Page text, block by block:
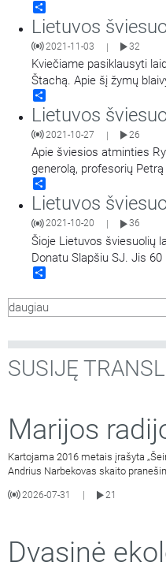
Elytė. Apie šį Dievui,
pasakoja Varėnos
informacijos ir kraštotyros
Cibulskienė, Nedzingės
Mockevičienė. Taip pat
Lietuvos
2021-11-03 | 32
Kviečiame pasiklausyti
Štachą. Apie šį žymų
uolų žemaitijos kleboną,
pasakoja Šiaulių
teisės licenciatas kunigas
vyskupystės muziejaus
Lietuvos
2021-10-27 | 26
Apie šviesios atminties
generolą, profesorių
Aldona Vasiliauskienė.
Lietuvos
2021-10-20 36
Šioje Lietuvos šviesuolių
Donatu Slapšiu SJ. Jis
valstijos jėzuitų misijose,
bažnyčių, koplyčių,
daugiau
SUSIJĘ
Marijos
Kartojama 2016 metais įrašyta
Andrius Narbekovas skaito
2026-07-31
21
Dvasinė